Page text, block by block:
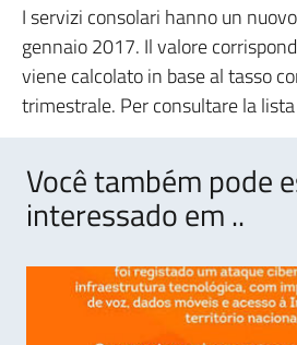
I servizi consolari hanno un
gennaio 2017. Il valore
viene calcolato in base al tasso
trimestrale. Per consultare la
Você também pode
interessado em ..